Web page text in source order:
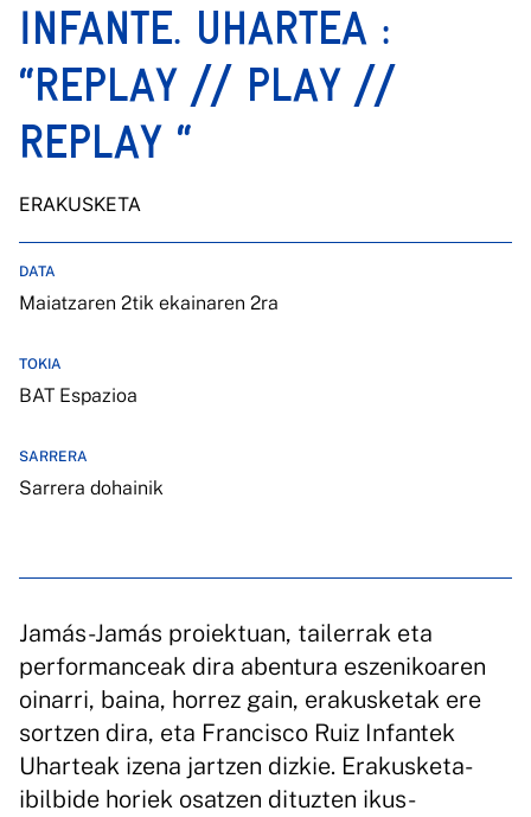
INFANTE. UHARTEA :
“REPLAY // PLAY //
REPLAY “
ERAKUSKETA
DATA
Maiatzaren 2tik ekainaren 2ra
TOKIA
BAT Espazioa
SARRERA
Sarrera dohainik
Jamás-Jamás proiektuan, tailerrak eta
performanceak dira abentura eszenikoaren
oinarri, baina, horrez gain, erakusketak ere
sortzen dira, eta Francisco Ruiz Infantek
Uharteak izena jartzen dizkie. Erakusketa-
ibilbide horiek osatzen dituzten ikus-